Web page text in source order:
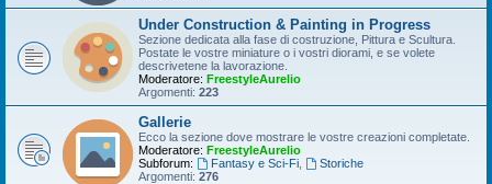
Under Construction & Painting in Progress
Sezione dedicata alla fase di costruzione, Pittura e Scultura.
Postate le vostre miniature o i vostri diorami, e se volete
descrivetene la lavorazione.
Moderatore: FreestyleAurelio
Argomenti: 223
Gallerie
Ecco la sezione dove mostrare le vostre creazioni completate.
Moderatore: FreestyleAurelio
Subforum:
Fantasy e Sci-Fi,
Storiche
Argomenti: 276